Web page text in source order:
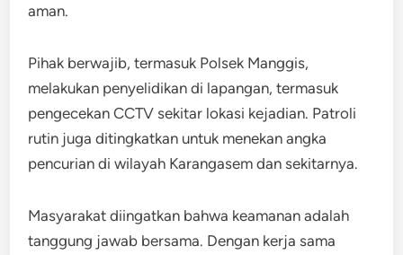
aman.
Pihak berwajib, termasuk Polsek Manggis,
melakukan penyelidikan di lapangan, termasuk
pengecekan CCTV sekitar lokasi kejadian. Patroli
rutin juga ditingkatkan untuk menekan angka
pencurian di wilayah Karangasem dan sekitarnya.
Masyarakat diingatkan bahwa keamanan adalah
tanggung jawab bersama. Dengan kerja sama